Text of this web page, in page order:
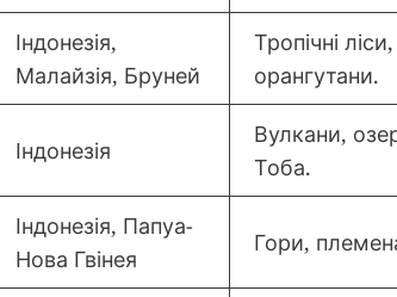
Індонезія,
Малайзія, Бруней
Тропічні ліси,
орангутани.
Індонезія
Вулкани,
Тоба.
Індонезія, Папуа-
Нова Гвінея
Гори,